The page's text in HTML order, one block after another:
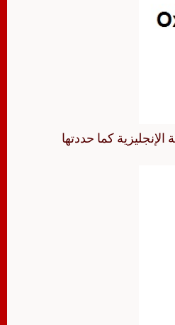
الإنجليزية كما حددتها